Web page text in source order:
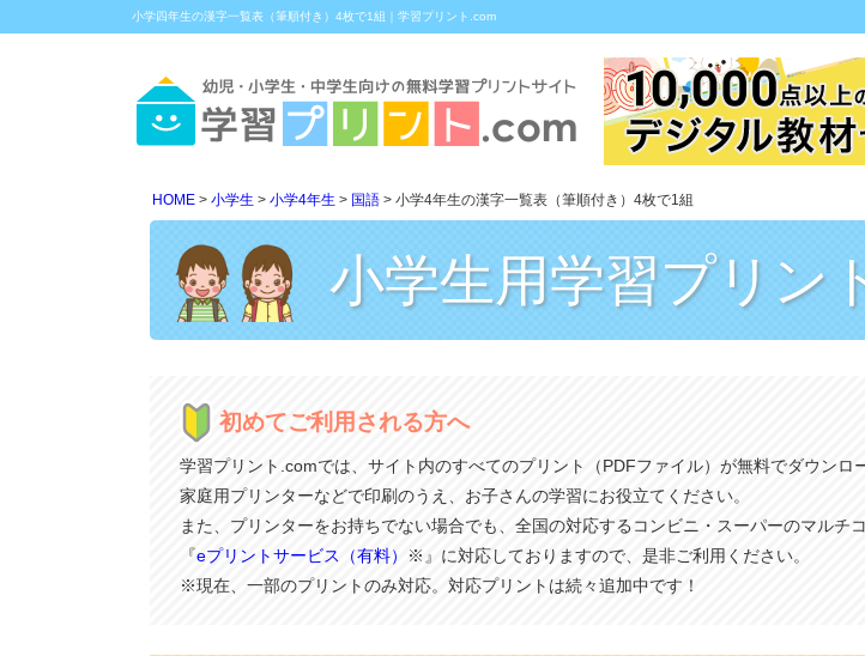
小学四年生の漢字一覧表（筆順付き）4枚で1組｜学習プリント.com
HOME 小学生 小学4年生 国語 小学4年生の漢字一覧表（筆順付き）4枚で1組
小学生用学習プリン
初めてご利用される方へ
学習プリント.comでは、サイト内のすべてのプリント（PDFファイル）が無料でダウンロ
家庭用プリンターなどで印刷のうえ、お子さんの学習にお役立てください。
また、プリンターをお持ちでない場合でも、全国の対応するコンビニ・スーパーのマルチ
『eプリントサービス（有料）
※』に対応しておりますので、是非ご利用ください。
※現在、一部のプリントのみ対応。対応プリントは続々追加中です！